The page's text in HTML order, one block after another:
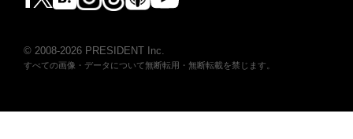
© 2008-2026 PRESIDENT Inc.
すべての画像・データについて無断転用・無断転載を禁じます。